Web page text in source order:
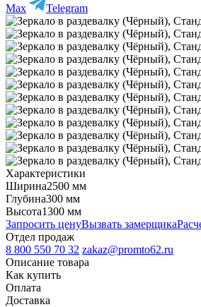
Max Telegram
Характеристики
Ширина2500 мм
Глубина300 мм
Высота1300 мм
Запросить ценуВызвать замерщика
Отдел продаж
8 800 550 70 32 zakaz@promto62.ru
Описание товара
Как купить
Оплата
Доставка